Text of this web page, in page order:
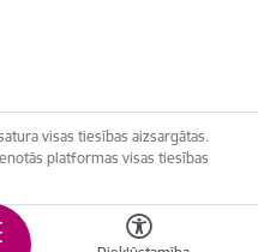
visas tiesības aizsargātas.
platformas visas tiesības